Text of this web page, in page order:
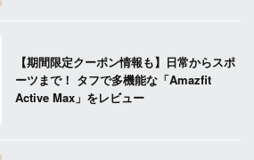
【期間限定クーポン情報も】日常からスポ
ーツまで！ タフで多機能な「Amazfit
Active Max」をレビュー